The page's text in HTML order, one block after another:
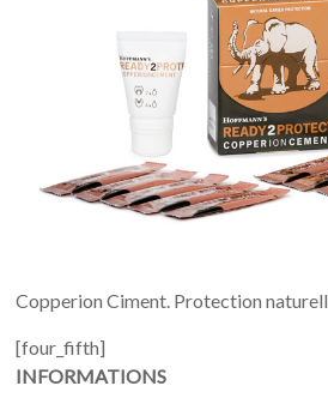
Copperion Ciment. Protection
[four_fifth]
INFORMATIONS